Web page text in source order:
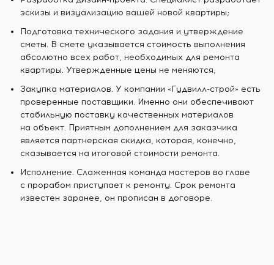
эскизы и визуализацию вашей новой квартиры;
Подготовка технического задания и утверждение
сметы. В смете указывается стоимость выполнения
абсолютно всех работ, необходимых для ремонта
квартиры. Утвержденные цены не меняются;
Закупка материалов. У компании «Гудвилл-строй» есть
проверенные поставщики. Именно они обеспечивают
стабильную поставку качественных материалов
на объект. Приятным дополнением для заказчика
является партнерская скидка, которая, конечно,
сказывается на итоговой стоимости ремонта.
Исполнение. Слаженная команда мастеров во главе
с прорабом приступает к ремонту. Срок ремонта
известен заранее, он прописан в договоре.